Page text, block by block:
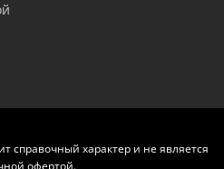
справочный характер и не является
офертой.